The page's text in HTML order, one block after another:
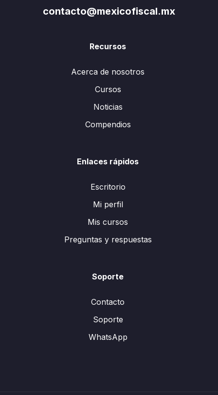
contacto@mexicofiscal.mx
Recursos
Acerca de nosotros
Cursos
Noticias
Compendios
Enlaces rápidos
Escritorio
Mi perfil
Mis cursos
Preguntas y respuestas
Soporte
Contacto
Soporte
WhatsApp